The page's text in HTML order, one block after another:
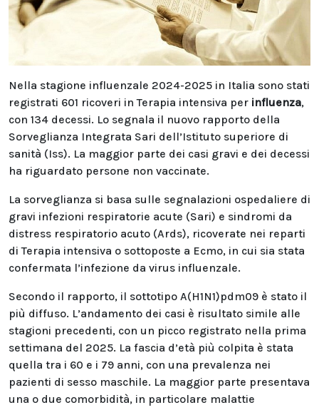
Nella stagione influenzale 2024-2025 in Italia sono stati
registrati 601 ricoveri in Terapia intensiva per influenza,
con 134 decessi. Lo segnala il nuovo rapporto della
Sorveglianza Integrata Sari dell’Istituto superiore di
sanità (Iss). La maggior parte dei casi gravi e dei decessi
ha riguardato persone non vaccinate.
La sorveglianza si basa sulle segnalazioni ospedaliere di
gravi infezioni respiratorie acute (Sari) e sindromi da
distress respiratorio acuto (Ards), ricoverate nei reparti
di Terapia intensiva o sottoposte a Ecmo, in cui sia stata
confermata l’infezione da virus influenzale.
Secondo il rapporto, il sottotipo A(H1N1)pdm09 è stato il
più diffuso. L’andamento dei casi è risultato simile alle
stagioni precedenti, con un picco registrato nella prima
settimana del 2025. La fascia d’età più colpita è stata
quella tra i 60 e i 79 anni, con una prevalenza nei
pazienti di sesso maschile. La maggior parte presentava
una o due comorbidità, in particolare malattie